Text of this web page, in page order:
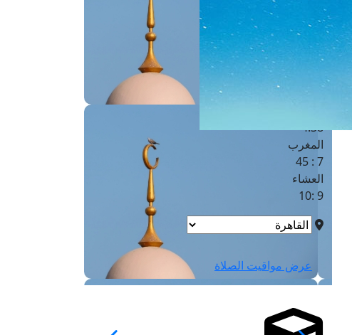
4 :40
الشروق
6 :17
4:38
المغرب
7 : 45
العشاء
9 :10
عرض مواقيت الصلاة